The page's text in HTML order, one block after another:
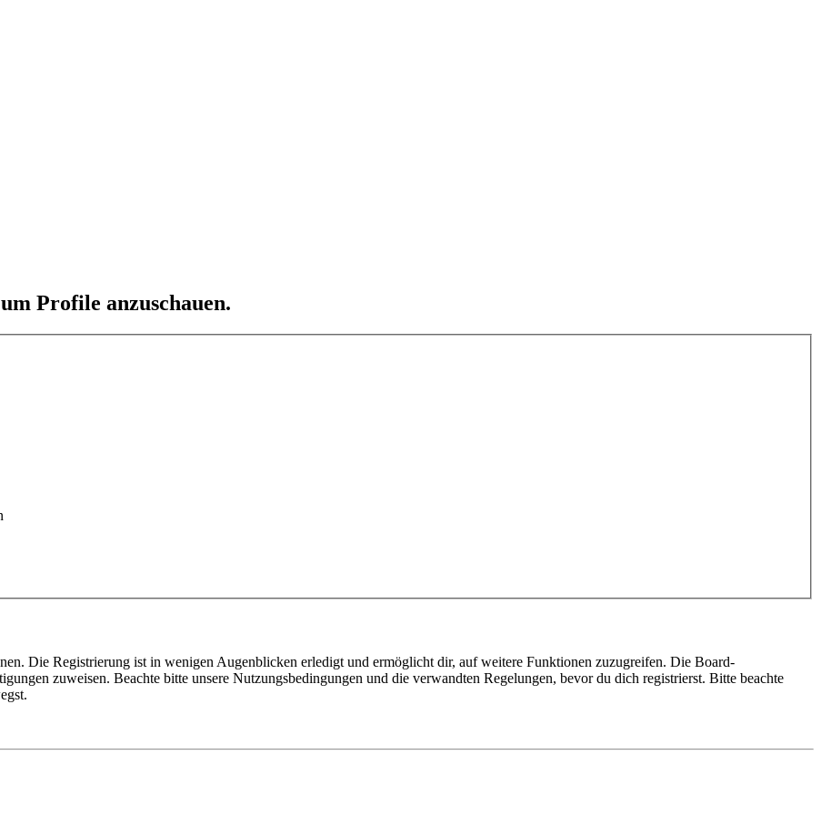
Profile anzuschauen.
Die Registrierung ist in wenigen Augenblicken erledigt und ermöglicht dir, auf weitere Funktionen zuzugreifen. Die Board-
zuweisen. Beachte bitte unsere Nutzungsbedingungen und die verwandten Regelungen, bevor du dich registrierst. Bitte beachte